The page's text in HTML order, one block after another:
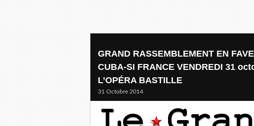
GRAND RASSEMBLEMENT EN
CUBA-SI FRANCE VENDREDI 31
L’OPÉRA BASTILLE
31 Octobre 2014